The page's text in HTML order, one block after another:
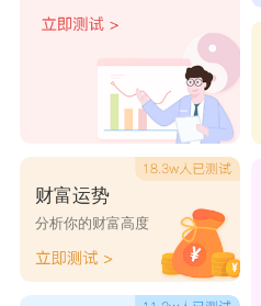
财富运势
分析你的财富高度